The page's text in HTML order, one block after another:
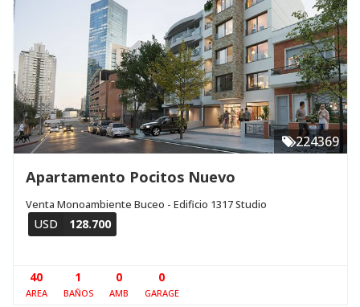
224369
Apartamento Pocitos Nuevo
Venta Monoambiente Buceo - Edificio 1317 Studio
USD 128.700
40
AREA
1
BAÑOS
0
AMB
0
GARAGE